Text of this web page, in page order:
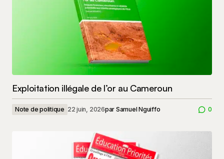
Exploitation illégale de l’or au Cameroun
Note de politique 22 juin, 2026par Samuel Nguiffo 0